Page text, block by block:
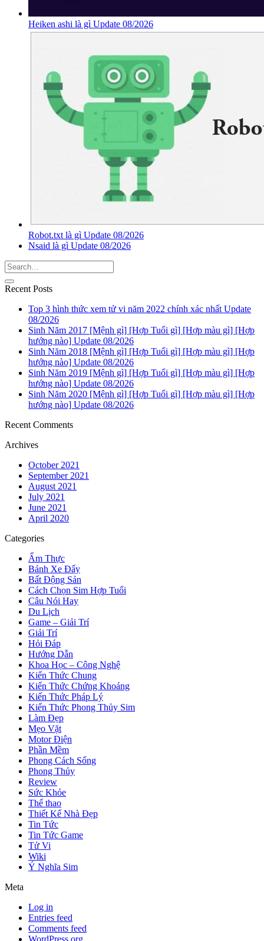
Heiken ashi là gì Update 08/2026
Robot.txt là gì Update 08/2026
Nsaid là gì Update 08/2026
Recent Posts
Top 3 hình thức xem tử vi năm 2022 chính xác nhất Update
08/2026
Sinh Năm 2017 [Mệnh gì] [Hợp Tuổi gì] [Hợp màu gì] [Hợp
hướng nào] Update 08/2026
Sinh Năm 2018 [Mệnh gì] [Hợp Tuổi gì] [Hợp màu gì] [Hợp
hướng nào] Update 08/2026
Sinh Năm 2019 [Mệnh gì] [Hợp Tuổi gì] [Hợp màu gì] [Hợp
hướng nào] Update 08/2026
Sinh Năm 2020 [Mệnh gì] [Hợp Tuổi gì] [Hợp màu gì] [Hợp
hướng nào] Update 08/2026
Recent Comments
Archives
October 2021
September 2021
August 2021
July 2021
June 2021
April 2020
Categories
Ẩm Thực
Bánh Xe Đẩy
Bất Động Sản
Cách Chọn Sim Hợp Tuổi
Câu Nói Hay
Du Lịch
Game – Giải Trí
Giải Trí
Hỏi Đáp
Hướng Dẫn
Khoa Học – Công Nghệ
Kiến Thức Chung
Kiến Thức Chứng Khoáng
Kiến Thức Pháp Lý
Kiến Thức Phong Thủy Sim
Làm Đẹp
Mẹo Vặt
Motor Điện
Phần Mềm
Phong Cách Sống
Phong Thủy
Review
Sức Khỏe
Thể thao
Thiết Kế Nhà Đẹp
Tin Tức
Tin Tức Game
Tử Vi
Wiki
Ý Nghĩa Sim
Meta
Log in
Entries feed
Comments feed
WordPress.org